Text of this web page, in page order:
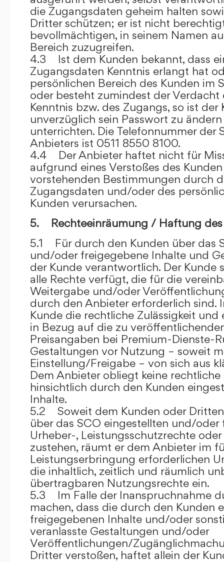
die Zugangsdaten geheim halten
Dritter schützen; er ist nicht
bevollmächtigen, in seinem Namen
Bereich zuzugreifen.
4.3 Ist dem Kunden bekannt, dass
Zugangsdaten Kenntnis erlangt hat
persönlichen Bereich des Kunden im
oder besteht zumindest der Verdacht
Kenntnis bzw. des Zugangs, so ist
unverzüglich sein Passwort zu
unterrichten. Die Telefonnummer der
Anbieters ist 0511 8550 8100.
4.4 Der Anbieter haftet nicht für
aufgrund eines Verstoßes des
vorstehenden Bestimmungen durch
Zugangsdaten und/oder des
Kunden verursachen.
5. Rechteeinräumung / Haftung des
5.1 Für durch den Kunden über das
und/oder freigegebene Inhalte und
der Kunde verantwortlich. Der Kunde
alle Rechte verfügt, die für die
Weitergabe und/oder
durch den Anbieter erforderlich sind.
Kunde die rechtliche Zulässigkeit
in Bezug auf die zu
Preisangaben bei Premium-Dienste-
Gestaltungen vor Nutzung – soweit
Einstellung/Freigabe – von sich aus
Dem Anbieter obliegt keine
hinsichtlich durch den Kunden
Inhalte.
5.2 Soweit dem Kunden oder
über das SCO eingestellten und/
Urheber-, Leistungsschutzrechte
zustehen, räumt er dem Anbieter im
Leistungserbringung erforderlichen
die inhaltlich, zeitlich und räumlich
übertragbaren Nutzungsrechte ein.
5.3 Im Falle der Inanspruchnahme
machen, dass die durch den Kunden
freigegebenen Inhalte und/oder
veranlasste Gestaltungen und/oder
Veröffentlichungen/
Dritter verstoßen, haftet allein der